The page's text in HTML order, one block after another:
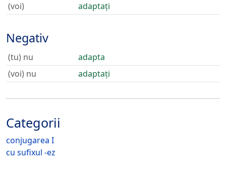
(voi)
adaptați
Negativ
(tu) nu
adapta
(voi) nu
adaptați
Categorii
conjugarea I
cu sufixul -ez